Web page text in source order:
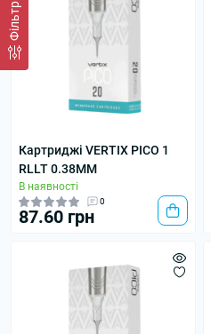
Фільтр
Картриджі VERTIX PICO 1
RLLT 0.38MM
В наявності
0
87.60 грн